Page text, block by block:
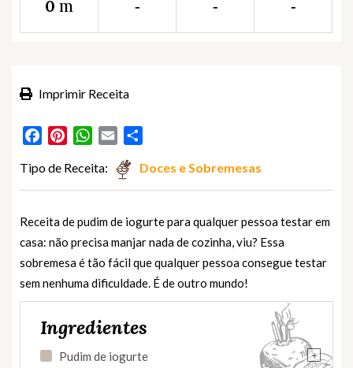
0 m ‐ ‐ ‐
Imprimir Receita
FacebookPinterestWhatsApp
Email
Tipo de Receita: Doces e Sobremesas
Receita de pudim de iogurte para qualquer pessoa testar em
casa: não precisa manjar nada de cozinha, viu? Essa
sobremesa é tão fácil que qualquer pessoa consegue testar
sem nenhuma dificuldade. É de outro mundo!
Ingredientes
+
Pudim de iogurte